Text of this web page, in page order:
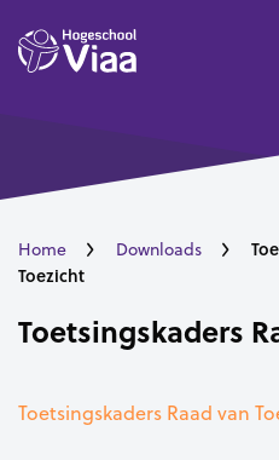
Home Downloads
Toezicht
Toetsingskaders
Toetsingskaders Raad van